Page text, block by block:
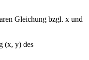
Gleichung bzgl. x und
(x, y) des